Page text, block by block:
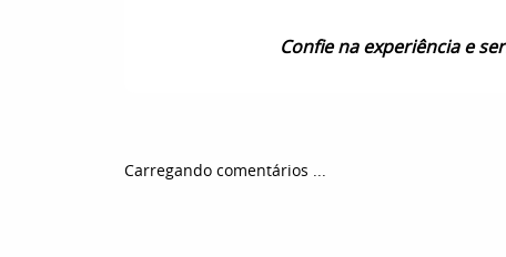
Confie na experiência e
Carregando comentários ...